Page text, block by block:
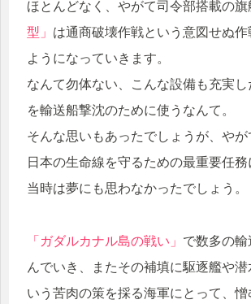
ほとんどなく、やがて司令部搭載の旗
型」 は通商破壊作戦という意図せぬ作
ようになっていきます。
なんて勿体ない、こんな設備も充実
を輸送船撃沈のために使うなんて。
そんな思いもあったでしょうが、や
日本の生命線を守るための最重要任務
当時は夢にも思わなかったでしょう。
「ガダルカナル島の戦い」 で数多の
んでいき、またその補填に駆逐艦や潜
いう苦肉の策を採る海軍にとって、憎